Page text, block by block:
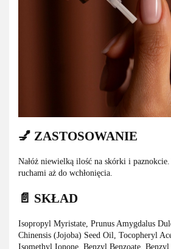
💅 ZASTOSOWANIE
Nałóż niewielką ilość na skórki i
ruchami aż do wchłonięcia.
📄 SKŁAD
Isopropyl Myristate, Prunus Amygdalus
Chinensis (Jojoba) Seed Oil, Tocopheryl
Isomethyl Ionone, Benzyl Benzoate,